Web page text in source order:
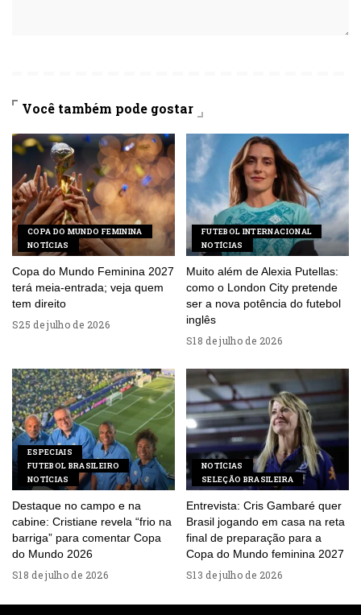
Você também pode gostar
COPA DO MUNDO FEMININA
NOTÍCIAS
Copa do Mundo Feminina 2027
terá meia-entrada; veja quem
tem direito
25 de julho de 2026
FUTEBOL INTERNACIONAL
NOTÍCIAS
Muito além de Alexia Putellas:
como o London City pretende
ser a nova potência do futebol
inglês
18 de julho de 2026
ESPECIAIS
FUTEBOL BRASILEIRO
NOTÍCIAS
Destaque no campo e na
cabine: Cristiane revela “frio na
barriga” para comentar Copa
do Mundo 2026
18 de julho de 2026
NOTÍCIAS
SELEÇÃO BRASILEIRA
Entrevista: Cris Gambaré quer
Brasil jogando em casa na reta
final de preparação para a
Copa do Mundo feminina 2027
13 de julho de 2026